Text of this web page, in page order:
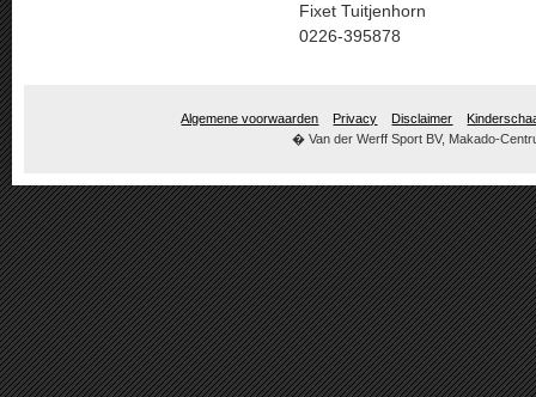
Fixet Tuitjenhorn
0226-395878
Algemene voorwaarden Privacy Disclaimer
� Van der Werff Sport BV, Makado-